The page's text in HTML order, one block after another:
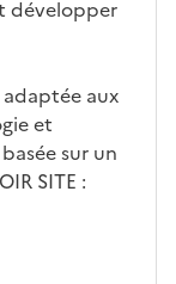
développer
aux
et
sur un
SITE :